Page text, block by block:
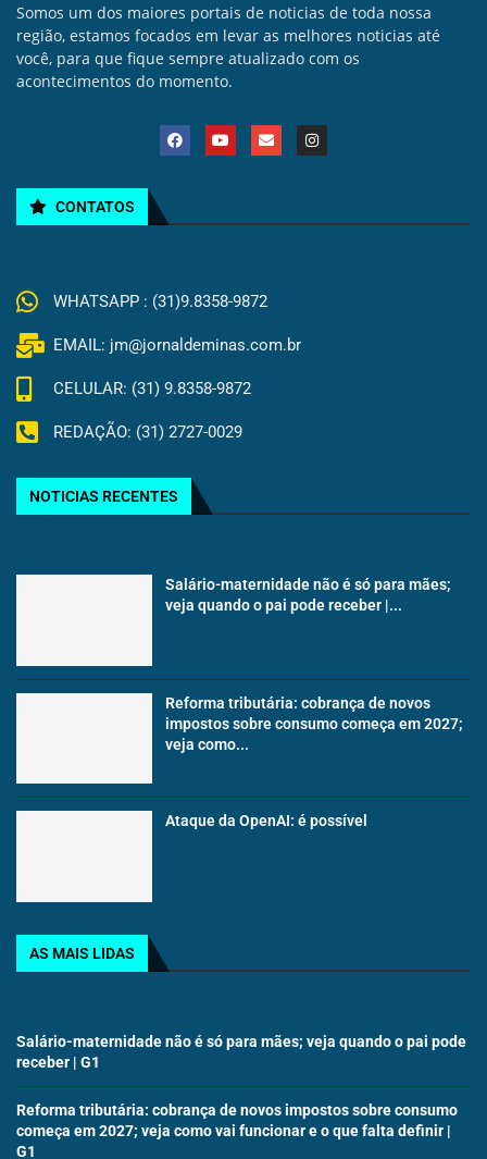
Somos um dos maiores portais de noticias de toda nossa
região, estamos focados em levar as melhores noticias até
você, para que fique sempre atualizado com os
acontecimentos do momento.
CONTATOS
WHATSAPP : (31)9.8358-9872
EMAIL: jm@jornaldeminas.com.br
CELULAR: (31) 9.8358-9872
REDAÇÃO: (31) 2727-0029
NOTICIAS RECENTES
Salário-maternidade não é só para mães;
veja quando o pai pode receber |...
Reforma tributária: cobrança de novos
impostos sobre consumo começa em 2027;
veja como...
Ataque da OpenAI: é possível
AS MAIS LIDAS
Salário-maternidade não é só para mães; veja quando o pai pode
receber | G1
Reforma tributária: cobrança de novos impostos sobre consumo
começa em 2027; veja como vai funcionar e o que falta definir |
G1